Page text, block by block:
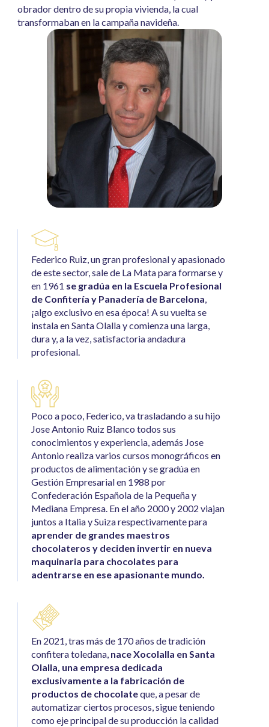
obrador dentro de su propia vivienda, la cual
transformaban en la campaña navideña.
Federico Ruiz, un gran profesional y apasionado
de este sector, sale de La Mata para formarse y
en 1961 se gradúa en la Escuela Profesional
de Confitería y Panadería de Barcelona,
¡algo exclusivo en esa época! A su vuelta se
instala en Santa Olalla y comienza una larga,
dura y, a la vez, satisfactoria andadura
profesional.
Poco a poco, Federico, va trasladando a su hijo
Jose Antonio Ruiz Blanco todos sus
conocimientos y experiencia, además Jose
Antonio realiza varios cursos monográficos en
productos de alimentación y se gradúa en
Gestión Empresarial en 1988 por
Confederación Española de la Pequeña y
Mediana Empresa. En el año 2000 y 2002 viajan
juntos a Italia y Suiza respectivamente para
aprender de grandes maestros
chocolateros y deciden invertir en nueva
maquinaria para chocolates para
adentrarse en ese apasionante mundo.
En 2021, tras más de 170 años de tradición
confitera toledana, nace Xocolalla en Santa
Olalla, una empresa dedicada
exclusivamente a la fabricación de
productos de chocolateque, a pesar de
automatizar ciertos procesos, sigue teniendo
como eje principal de su producción la calidad